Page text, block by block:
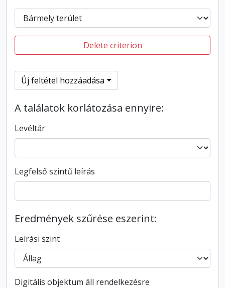
Delete criterion
Új feltétel hozzáadása
A találatok korlátozása ennyire:
Levéltár
Legfelső szintű leírás
Eredmények szűrése eszerint:
Leírási szint
Digitális objektum áll rendelkezésre